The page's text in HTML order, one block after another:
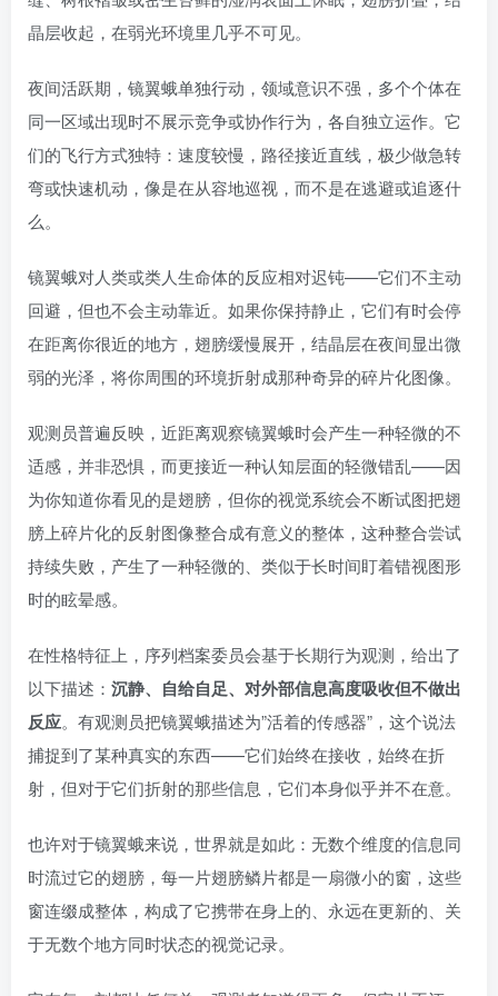
晶层收起，在弱光环境里几乎不可见。
夜间活跃期，镜翼蛾单独行动，领域意识不强，多个个体在
同一区域出现时不展示竞争或协作行为，各自独立运作。它
们的飞行方式独特：速度较慢，路径接近直线，极少做急转
弯或快速机动，像是在从容地巡视，而不是在逃避或追逐什
么。
镜翼蛾对人类或类人生命体的反应相对迟钝——它们不主动
回避，但也不会主动靠近。如果你保持静止，它们有时会停
在距离你很近的地方，翅膀缓慢展开，结晶层在夜间显出微
弱的光泽，将你周围的环境折射成那种奇异的碎片化图像。
观测员普遍反映，近距离观察镜翼蛾时会产生一种轻微的不
适感，并非恐惧，而更接近一种认知层面的轻微错乱——因
为你知道你看见的是翅膀，但你的视觉系统会不断试图把翅
膀上碎片化的反射图像整合成有意义的整体，这种整合尝试
持续失败，产生了一种轻微的、类似于长时间盯着错视图形
时的眩晕感。
在性格特征上，序列档案委员会基于长期行为观测，给出了
以下描述： 沉静、自给自足、对外部信息高度吸收但不做出
反应。有观测员把镜翼蛾描述为”活着的传感器”，这个说法
捕捉到了某种真实的东西——它们始终在接收，始终在折
射，但对于它们折射的那些信息，它们本身似乎并不在意。
也许对于镜翼蛾来说，世界就是如此：无数个维度的信息同
时流过它的翅膀，每一片翅膀鳞片都是一扇微小的窗，这些
窗连缀成整体，构成了它携带在身上的、永远在更新的、关
于无数个地方同时状态的视觉记录。